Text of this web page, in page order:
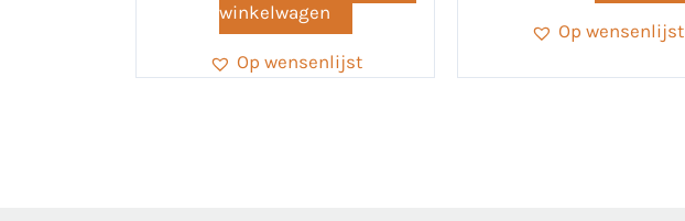
winkelwagen
Op wensenlijst
Op wensenlijst